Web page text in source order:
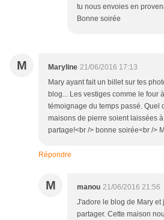
tu nous envoies en
Bonne soirée
M Maryline 21/06/2016 17:13
Mary ayant fait un billet sur tes
blog... Les vestiges comme le four
témoignage du temps passé. Quel
maisons de pierre soient laissées
partage!<br /> bonne soirée<br />
Répondre
M manou 21/06/2016 21:56
J'adore le blog de Mary et
partager. Cette maison